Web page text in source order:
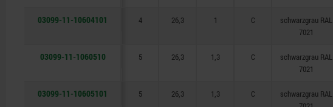
03099-11-10604101 4 26,3 1 C
schwarzgrau RAL
7021
03099-11-1060510 5 26,3 1,3 C
schwarzgrau RAL
7021
03099-11-10605101 5 26,3 1,3 C
schwarzgrau RAL